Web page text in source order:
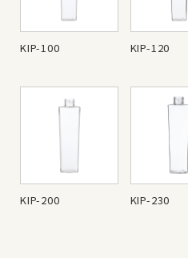
KIP-100 KIP-120
KIP-200 KIP-230